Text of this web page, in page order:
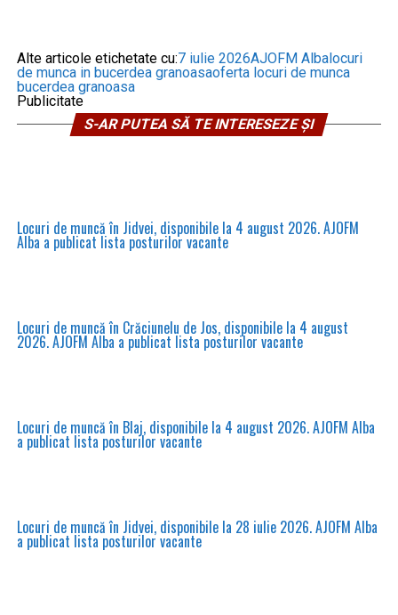
Alte articole etichetate cu:7 iulie 2026AJOFM Albalocuri
de munca in bucerdea granoasaoferta locuri de munca
bucerdea granoasa
Publicitate
S-AR PUTEA SĂ TE INTERESEZE ȘI
Locuri de muncă în Jidvei, disponibile la 4 august 2026. AJOFM
Alba a publicat lista posturilor vacante
Locuri de muncă în Crăciunelu de Jos, disponibile la 4 august
2026. AJOFM Alba a publicat lista posturilor vacante
Locuri de muncă în Blaj, disponibile la 4 august 2026. AJOFM Alba
a publicat lista posturilor vacante
Locuri de muncă în Jidvei, disponibile la 28 iulie 2026. AJOFM Alba
a publicat lista posturilor vacante